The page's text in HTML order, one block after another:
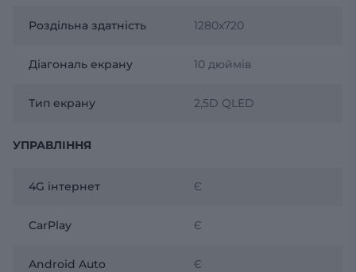
Роздільна здатність 1280x720
Діагональ екрану 10 дюймів
Тип екрану 2,5D QLED
УПРАВЛІННЯ
4G інтернет Є
CarPlay Є
Android Auto Є